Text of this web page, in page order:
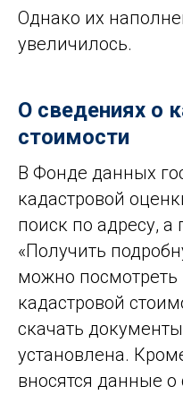
Однако их
увеличилось.
О сведениях о
стоимости
В Фонде данных
кадастровой
поиск по адресу,
«Получить
можно
кадастровой
скачать
установлена.
вносятся данные